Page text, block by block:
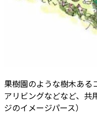
果樹園のような樹木ある
アリビングなどなど、共
ジのイメージパース）